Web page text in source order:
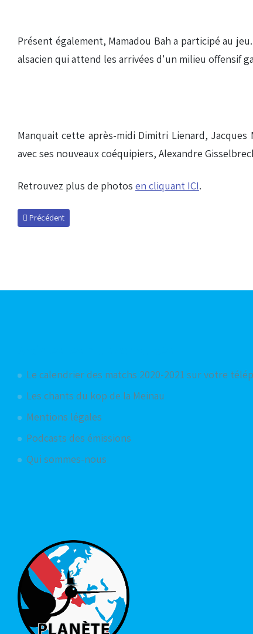
Présent également, Mamadou Bah a participé au
alsacien qui attend les arrivées d'un milieu offensif
Manquait cette après-midi Dimitri Lienard,
avec ses nouveaux coéquipiers, Alexandre
Retrouvez plus de photos en cliquant ICI.
Article précédent : Ledy out deux mois de plus
Précédent
Le calendrier des matchs 2020-2021 sur votre
Les chants du kop de la Meinau
Mentions légales
Podcasts des émissions
Qui sommes-nous